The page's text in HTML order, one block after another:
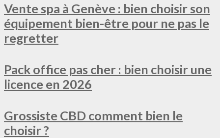
Vente spa à Genève : bien choisir son
équipement bien-être pour ne pas le
regretter
Pack office pas cher : bien choisir une
licence en 2026
Grossiste CBD comment bien le
choisir ?